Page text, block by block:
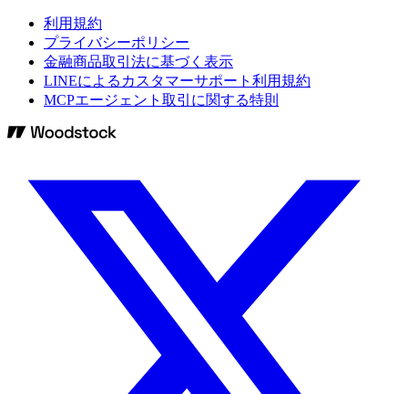
利用規約
プライバシーポリシー
金融商品取引法に基づく表示
LINEによるカスタマーサポート利用規約
MCPエージェント取引に関する特則